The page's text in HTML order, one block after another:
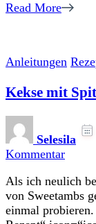
Read More
Anleitungen
Kekse mit
Selesila
Kommentarzu
mit
Als ich neulich
von Sweetambs
einmal